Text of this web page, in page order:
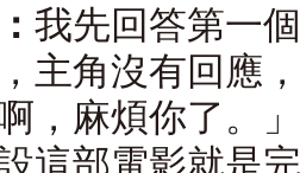
我先回答第一
主角沒有回應
，麻煩你了。
這部電影就是